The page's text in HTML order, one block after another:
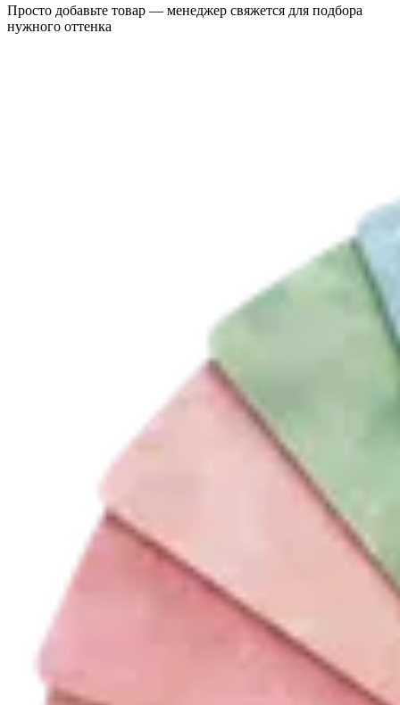
Просто добавьте товар — менеджер свяжется для подбора
нужного оттенка